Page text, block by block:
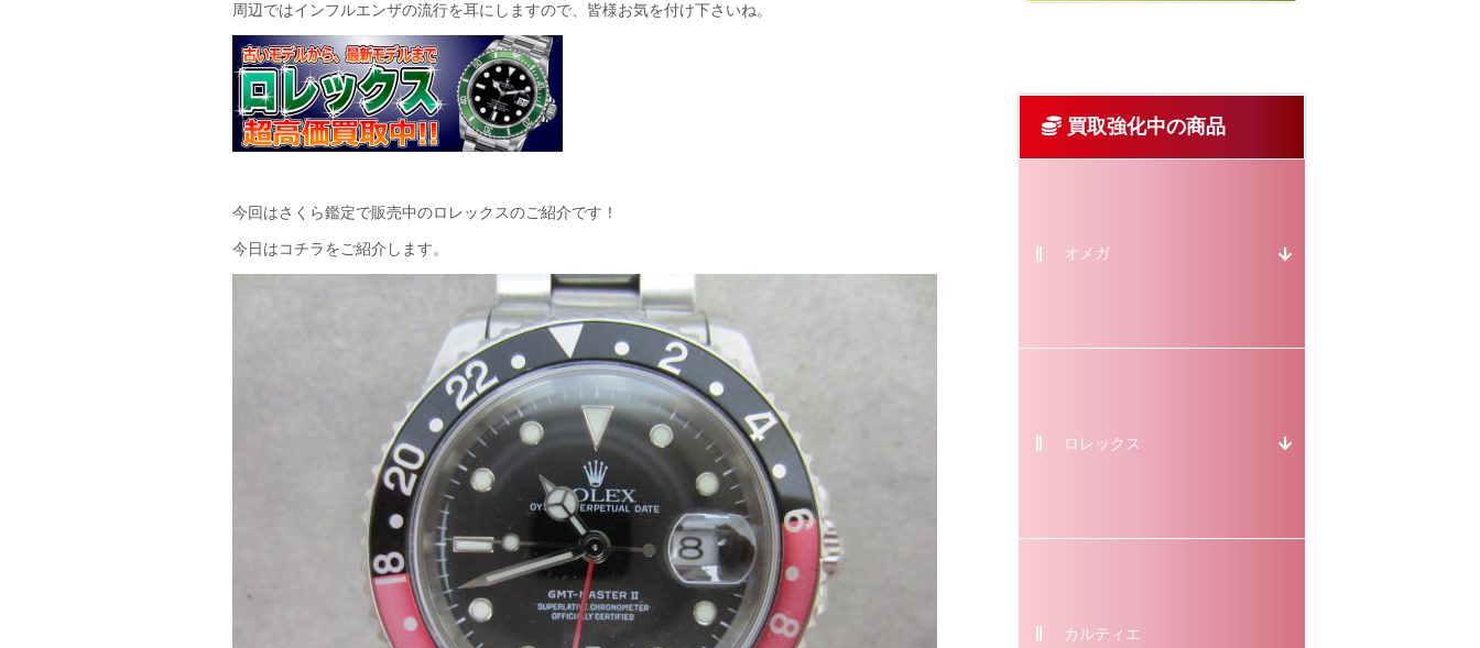
周辺ではインフルエンザの流行を耳にしますので、皆様お気を付け下さいね。
今回はさくら鑑定で販売中のロレックスのご紹介です！
今日はコチラをご紹介します。
買取強化中の商品
オメガ
ロレックス
カルティエ